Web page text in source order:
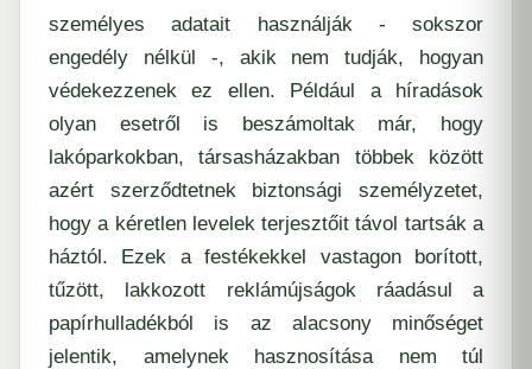
személyes adatait használják - sokszor
engedély nélkül -, akik nem tudják, hogyan
védekezzenek ez ellen. Például a híradások
olyan esetről is beszámoltak már, hogy
lakóparkokban, társasházakban többek között
azért szerződtetnek biztonsági személyzetet,
hogy a kéretlen levelek terjesztőit távol tartsák a
háztól. Ezek a festékekkel vastagon borított,
tűzött, lakkozott reklámújságok ráadásul a
papírhulladékból is az alacsony minőséget
jelentik, amelynek hasznosítása nem túl